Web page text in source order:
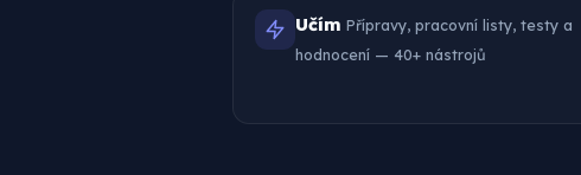
Učím Přípravy, pracovní listy, testy a
hodnocení — 40+ nástrojů